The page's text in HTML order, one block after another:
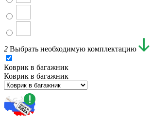
2 Выбрать необходимую комплектацию
Коврик в багажник
Коврик в багажник